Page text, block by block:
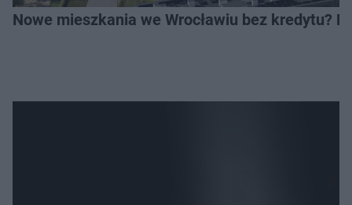
Nowe mieszkania we Wrocławiu bez kredytu?